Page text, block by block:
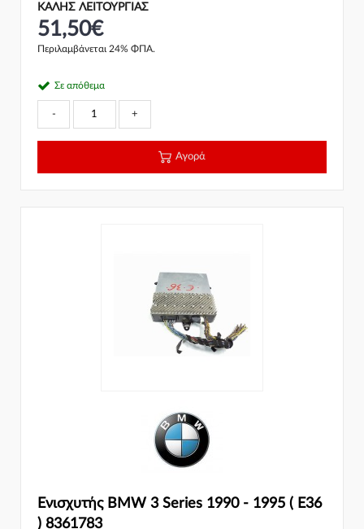
ΚΑΛΗΣ ΛΕΙΤΟΥΡΓΙΑΣ
51,50€
Περιλαμβάνεται 24% ΦΠΑ.
Σε απόθεμα
- +
Αγορά
Ενισχυτής BMW 3 Series 1990 - 1995 ( E36
) 8361783